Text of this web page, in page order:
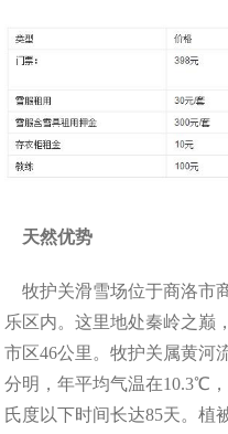
天然优势
牧护关滑雪场位于商洛市
乐区内。这里地处秦岭之巅
市区46公里。牧护关属黄河
分明，年平均气温在10.3℃
氏度以下时间长达85天。植